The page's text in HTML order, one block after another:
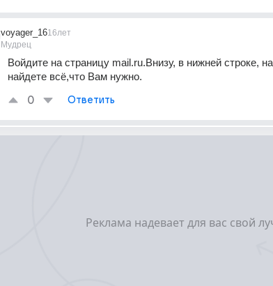
voyager_16
Мудрец
16лет
Войдите на страницу mail.ru.Внизу, в нижней строке,
найдете всё,что Вам нужно.
0 Ответить